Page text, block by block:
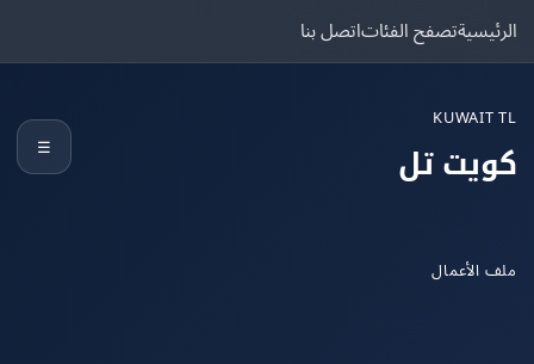
تصفح الفئاتاتصل بنا
تل